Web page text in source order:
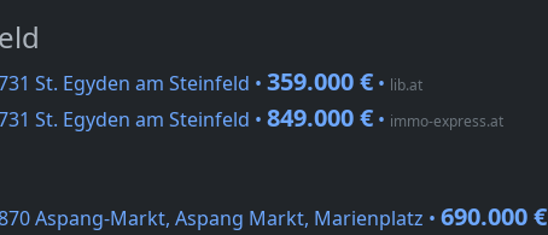
St. Egyden am Steinfeld • 359.000 € • lib.at
St. Egyden am Steinfeld • 849.000 € • immo-express.at
Aspang-Markt, Aspang Markt, Marienplatz • 690.000 €